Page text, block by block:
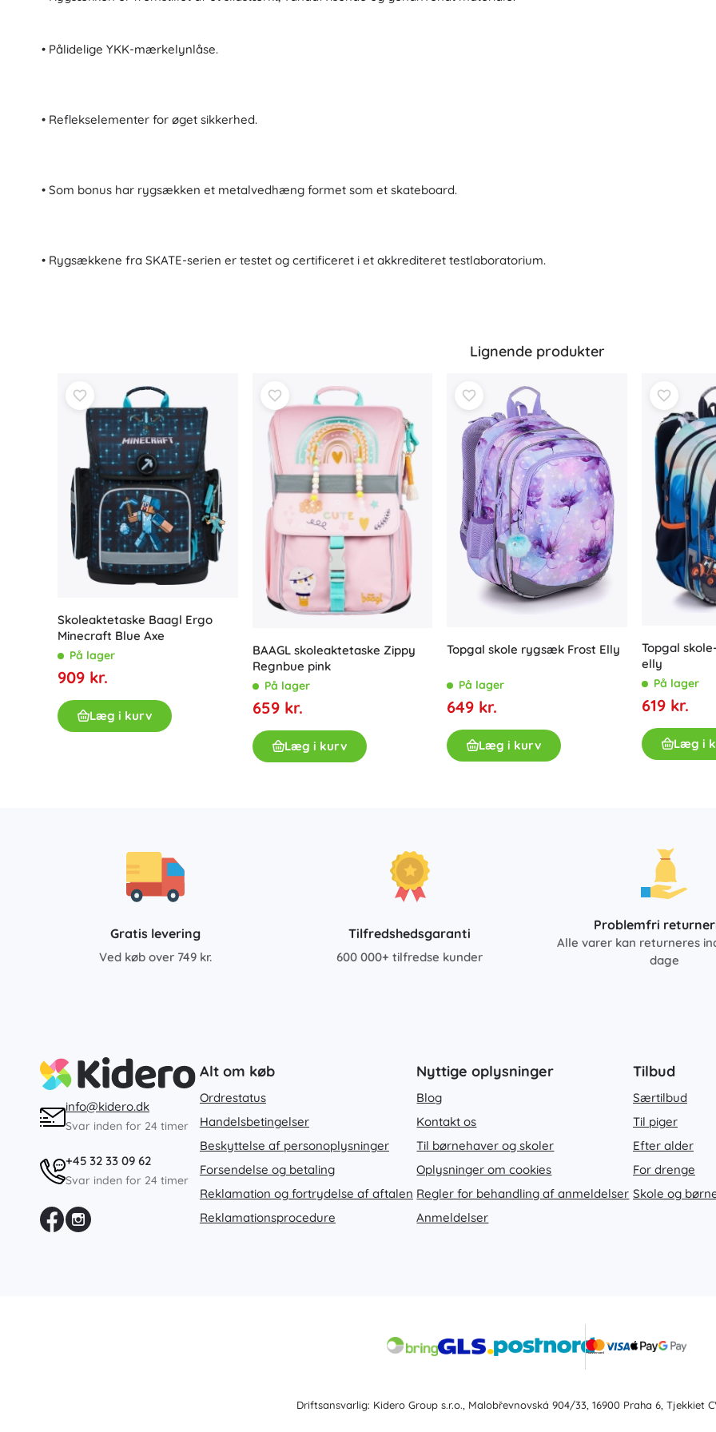
Madning og amning
Søvn
Elektroniske legetøj
Droner
Tøj til børn
Fodtøj
Batterier
Reservedele
Pumper
Tasker
Smykkeskrin
Butiksudstyr
• Pålidelige YKK-mærkelynlåse.
• Reflekselementer for øget sikkerhed.
• Som bonus har rygsækken et metalvedhæng formet som et skateboard.
• Rygsækkene fra SKATE-serien er testet og certificeret i et akkrediteret testlaboratorium.
Lignende produkter
Skoleaktetaske Baagl Ergo
Minecraft Blue Axe
På lager
909 kr.
Læg i kurv
BAAGL skoleaktetaske Zippy
Regnbue pink
På lager
659 kr.
Læg i kurv
Topgal skole rygsæk Frost Elly
På lager
649 kr.
Læg i kurv
Topgal
elly
På lager
619 kr.
Læg i
Gratis levering
Ved køb over 749 kr.
Tilfredshedsgaranti
600 000+ tilfredse kunder
Problemfri
Alle varer kan returneres
dage
info@kidero.dk
Svar inden for 24 timer
+45 32 33 09 62
Svar inden for 24 timer
Alt om køb
Ordrestatus
Handelsbetingelser
Beskyttelse af personoplysninger
Forsendelse og betaling
Reklamation og fortrydelse af aftalen
Reklamationsprocedure
Nyttige oplysninger
Blog
Kontakt os
Til børnehaver og skoler
Oplysninger om cookies
Regler for behandling af anmeldelser
Anmeldelser
Tilbud
Særtilbud
Til piger
Efter alder
For drenge
Skole og
Driftsansvarlig: Kidero Group s.r.o., Malobřevnovská 904/33, 16900 Praha 6, Tjekkiet